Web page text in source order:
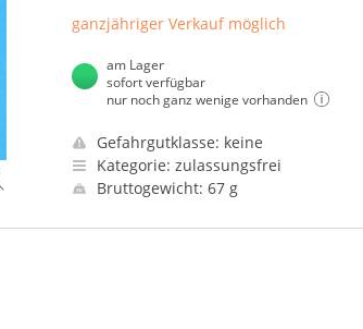
ganzjähriger Verkauf möglich
am Lager
sofort verfügbar
nur noch ganz wenige vorhanden
Gefahrgutklasse: keine
Kategorie: zulassungsfrei
Bruttogewicht: 67 g